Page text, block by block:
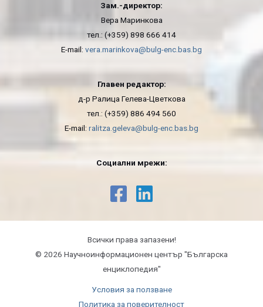
Зам.-директор:
Вера Маринкова
тел.: (+359) 898 666 414
E-mail: vera.marinkova@bulg-enc.bas.bg
Главен редактор:
д-р Ралица Гелева-Цветкова
тел.: (+359) 886 494 560
E-mail: ralitza.geleva@bulg-enc.bas.bg
Социални мрежи:
Всички права запазени!
© 2026 Научноинформационeн център "Българска
енциклопедия"
Условия за ползване
Политика за поверителност